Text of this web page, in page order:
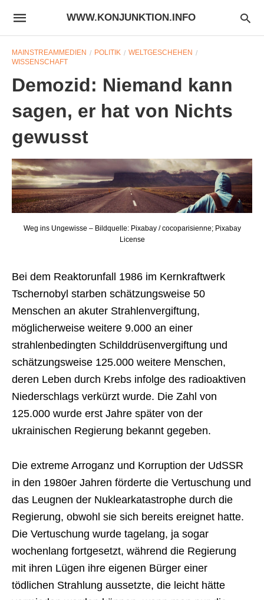
WWW.KONJUNKTION.INFO
MAINSTREAMMEDIEN POLITIK
WELTGESCHEHEN
WISSENSCHAFT
Demozid: Niemand kann
sagen, er hat von Nichts
gewusst
Weg ins Ungewisse – Bildquelle: Pixabay / cocoparisienne; Pixabay
License
Bei dem Reaktorunfall 1986 im Kernkraftwerk
Tschernobyl starben schätzungsweise 50
Menschen an akuter Strahlenvergiftung,
möglicherweise weitere 9.000 an einer
strahlenbedingten Schilddrüsenvergiftung und
schätzungsweise 125.000 weitere Menschen,
deren Leben durch Krebs infolge des radioaktiven
Niederschlags verkürzt wurde. Die Zahl von
125.000 wurde erst Jahre später von der
ukrainischen Regierung bekannt gegeben.
Die extreme Arroganz und Korruption der UdSSR
in den 1980er Jahren förderte die Vertuschung und
das Leugnen der Nuklearkatastrophe durch die
Regierung, obwohl sie sich bereits ereignet hatte.
Die Vertuschung wurde tagelang, ja sogar
wochenlang fortgesetzt, während die Regierung
mit ihren Lügen ihre eigenen Bürger einer
tödlichen Strahlung aussetzte, die leicht hätte